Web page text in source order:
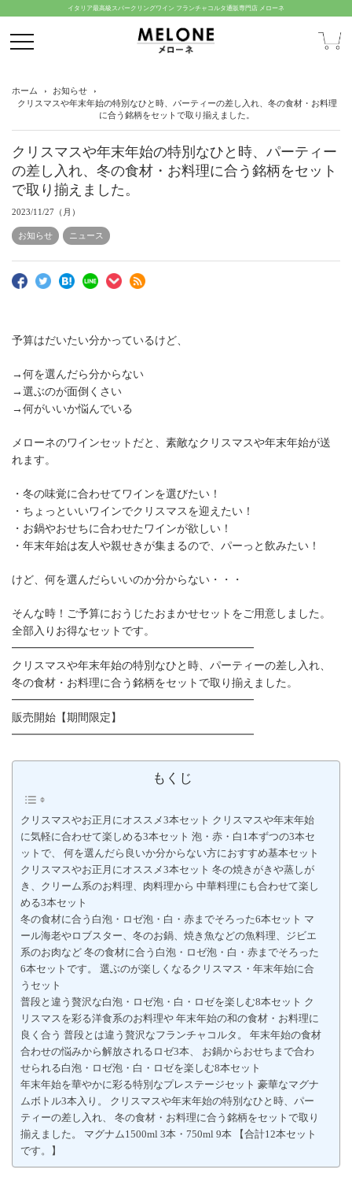
イタリア最高級スパークリングワイン フランチャコルタ通販専門店 メローネ
ホーム
お知らせ
クリスマスや年末年始の特別なひと時、パーティーの差し入れ、冬の食材・お料理
に合う銘柄をセットで取り揃えました。
クリスマスや年末年始の特別なひと時、パーティー
の差し入れ、冬の食材・お料理に合う銘柄をセット
で取り揃えました。
2023/11/27（月）
お知らせ ニュース
予算はだいたい分かっているけど、
→何を選んだら分からない
→選ぶのが面倒くさい
→何がいいか悩んでいる
メローネのワインセットだと、素敵なクリスマスや年末年始が送
れます。
・冬の味覚に合わせてワインを選びたい！
・ちょっといいワインでクリスマスを迎えたい！
・お鍋やおせちに合わせたワインが欲しい！
・年末年始は友人や親せきが集まるので、パーっと飲みたい！
けど、何を選んだらいいのか分からない・・・
そんな時！ご予算におうじたおまかせセットをご用意しました。
全部入りお得なセットです。
━━━━━━━━━━━━━━━━━━━━━━
クリスマスや年末年始の特別なひと時、パーティーの差し入れ、
冬の食材・お料理に合う銘柄をセットで取り揃えました。
━━━━━━━━━━━━━━━━━━━━━━
販売開始【期間限定】
━━━━━━━━━━━━━━━━━━━━━━
もくじ
クリスマスやお正月にオススメ3本セット クリスマスや年末年始
に気軽に合わせて楽しめる3本セット 泡・赤・白1本ずつの3本セ
ットで、 何を選んだら良いか分からない方におすすめ基本セット
クリスマスやお正月にオススメ3本セット 冬の焼きがきや蒸しが
き、クリーム系のお料理、肉料理から 中華料理にも合わせて楽し
める3本セット
冬の食材に合う白泡・ロゼ泡・白・赤までそろった6本セット マ
ール海老やロブスター、冬のお鍋、焼き魚などの魚料理、ジビエ
系のお肉など 冬の食材に合う白泡・ロゼ泡・白・赤までそろった
6本セットです。 選ぶのが楽しくなるクリスマス・年末年始に合
うセット
普段と違う贅沢な白泡・ロゼ泡・白・ロゼを楽しむ8本セット ク
リスマスを彩る洋食系のお料理や 年末年始の和の食材・お料理に
良く合う 普段とは違う贅沢なフランチャコルタ。 年末年始の食材
合わせの悩みから解放されるロゼ3本、 お鍋からおせちまで合わ
せられる白泡・ロゼ泡・白・ロゼを楽しむ8本セット
年末年始を華やかに彩る特別なプレステージセット 豪華なマグナ
ムボトル3本入り。 クリスマスや年末年始の特別なひと時、パー
ティーの差し入れ、 冬の食材・お料理に合う銘柄をセットで取り
揃えました。 マグナム1500ml 3本・750ml 9本 【合計12本セット
です。】